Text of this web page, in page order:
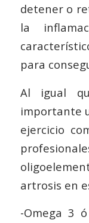
detener o
la
para
Al igual
importante
ejercicio
artrosis en
-Omega 3